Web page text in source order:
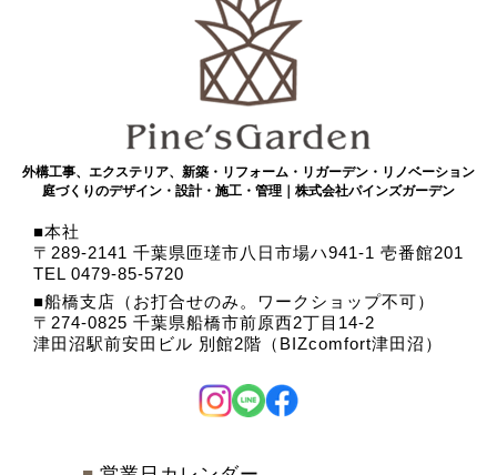
外構工事、エクステリア、新築・リフォーム・リガーデン・リノベーション
庭づくりのデザイン・設計・施工・管理｜株式会社パインズガーデン
本社
〒289-2141 千葉県匝瑳市八日市場ハ941-1 壱番館201
TEL 0479-85-5720
船橋支店（お打合せのみ。ワークショップ不可）
〒274-0825 千葉県船橋市前原西2丁目14-2
津田沼駅前安田ビル 別館2階（BIZcomfort津田沼）